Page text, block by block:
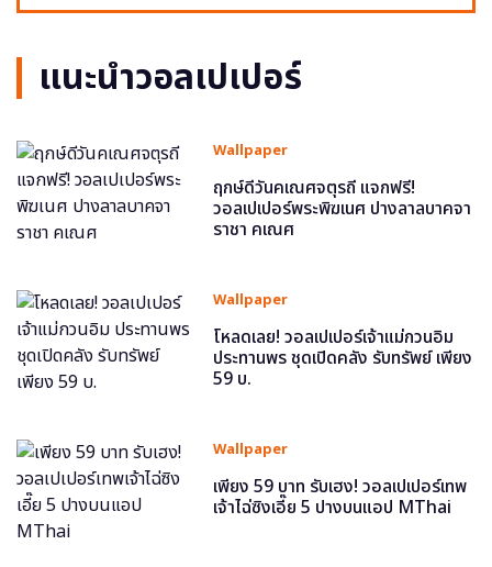
แนะนำวอลเปเปอร์
Wallpaper
ฤกษ์ดีวันคเณศจตุรถี แจกฟรี!
วอลเปเปอร์พระพิฆเนศ ปางลาลบาคจา
ราชา คเณศ
Wallpaper
โหลดเลย! วอลเปเปอร์เจ้าแม่กวนอิม
ประทานพร ชุดเปิดคลัง รับทรัพย์ เพียง
59 บ.
Wallpaper
เพียง 59 บาท รับเฮง! วอลเปเปอร์เทพ
เจ้าไฉ่ซิงเอี๊ย 5 ปางบนแอป MThai